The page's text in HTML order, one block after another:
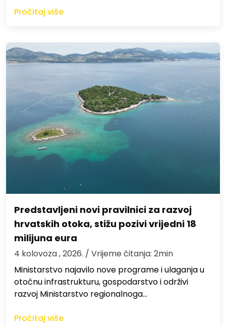
Pročitaj više
Predstavljeni novi pravilnici za razvoj
hrvatskih otoka, stižu pozivi vrijedni 18
milijuna eura
4 kolovoza , 2026. / Vrijeme čitanja: 2min
Ministarstvo najavilo nove programe i ulaganja u
otočnu infrastrukturu, gospodarstvo i održivi
razvoj Ministarstvo regionalnoga…
Pročitaj više